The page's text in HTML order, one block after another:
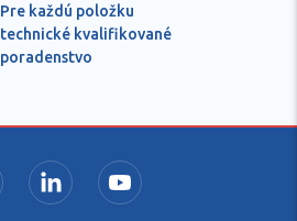
Pre každú položku
technické kvalifikované
poradenstvo